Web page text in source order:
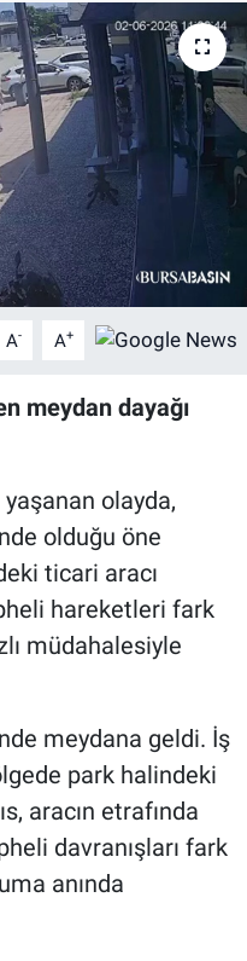
A- A+
meydan dayağı
olayda,
olduğu öne
ticari aracı
hareketleri fark
müdahalesiyle
meydana geldi. İş
park halindeki
aracın etrafında
davranışları fark
anında